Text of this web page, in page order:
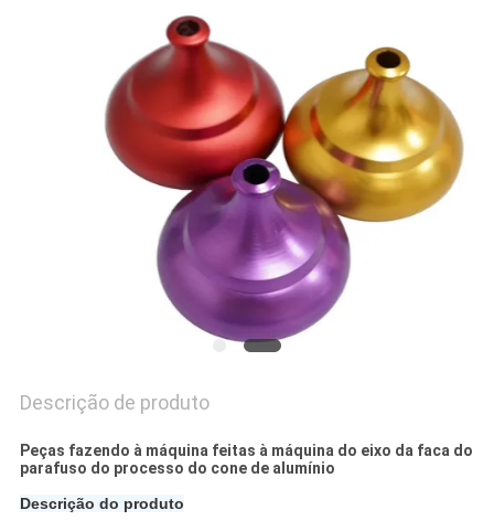
PRIVACIDADE
Descrição de produto
Peças fazendo à máquina feitas à máquina do eixo da faca do
parafuso do processo do cone de alumínio
Descrição do produto